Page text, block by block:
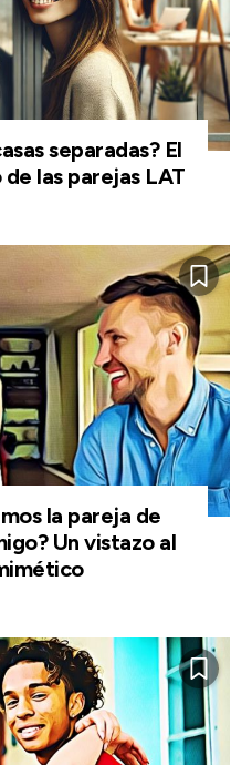
separadas? El
las parejas LAT
la pareja de
Un vistazo al